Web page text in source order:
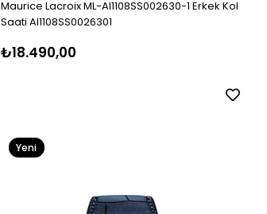
Maurice Lacroix ML-AI1108SS002630-1 Erkek Kol
Saati AI1108SS0026301
₺18.490,00
Yeni